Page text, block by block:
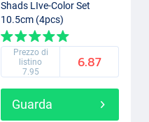
Shads LIve-Color Set
10.5cm (4pcs)
Prezzo di
listino
7.95
6.87
Guarda